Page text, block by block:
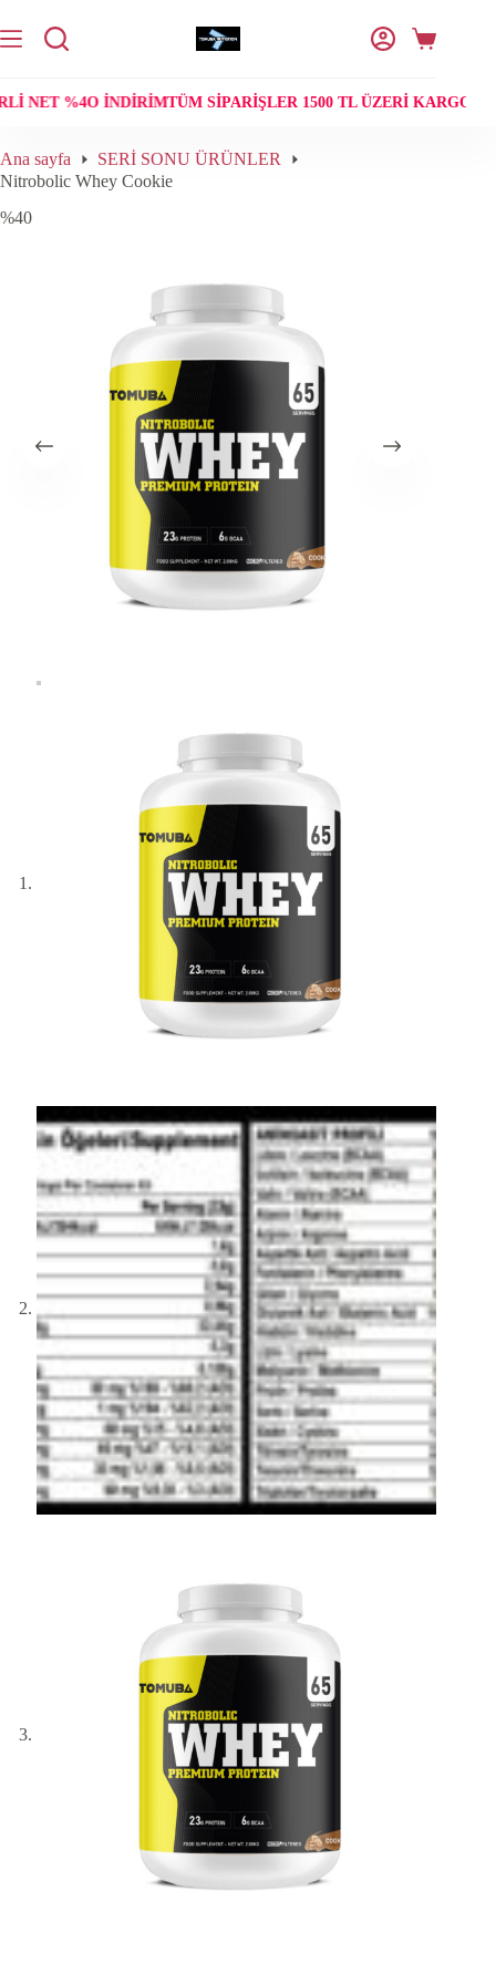
to
content
Shopping
NET %4O INDIRIMTÜM SIPARIŞLER 1500 TL ÜZERI KARGO
Ana sayfa
SERİ SONU ÜRÜNLER
Nitrobolic Whey Cookie
%40